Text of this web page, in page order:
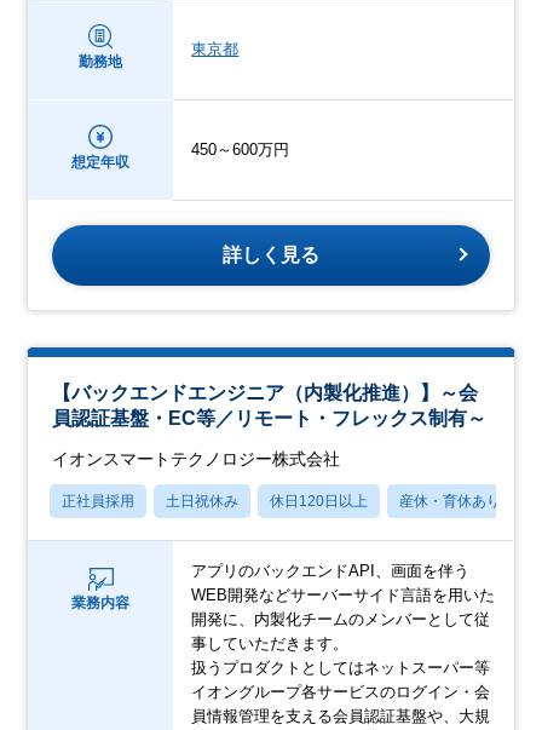
勤務地
東京都
想定年収
450～600万円
詳しく見る
【バックエンドエンジニア（内製化推進）】～会
員認証基盤・EC等／リモート・フレックス制有～
イオンスマートテクノロジー株式会社
正社員採用 土日祝休み 休日120日以上 産休・育休あり
業務内容
アプリのバックエンドAPI、画面を伴う
WEB開発などサーバーサイド言語を用いた
開発に、内製化チームのメンバーとして従
事していただきます。
扱うプロダクトとしてはネットスーパー等
イオングループ各サービスのログイン・会
員情報管理を支える会員認証基盤や、大規